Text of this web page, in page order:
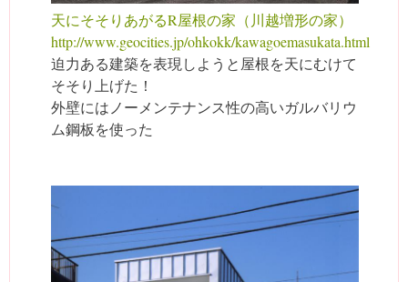
天にそそりあがるR屋根の家（川越増形の家）
http://www.geocities.jp/ohkokk/kawagoemasukata.html
迫力ある建築を表現しようと屋根を天にむけて
そそり上げた！
外壁にはノーメンテナンス性の高いガルバリウ
ム鋼板を使った